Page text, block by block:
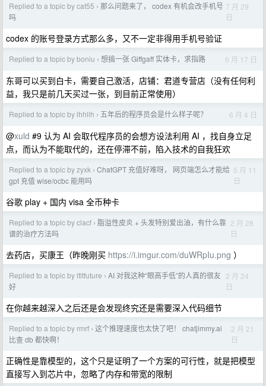
Replied to a topic by cat55 › 那么问题来了， codex 有机会改手机号
吗
7 月 29
日
codex 的账号登录方式那么多，又不一定非得用手机号验证
Replied to a topic by boniu › 想搞一张 Giffgaff 实体卡，求指路 6 月 17 日
东哥可以买到白卡，需要自己激活，店铺：君道专营店（没有任何利
益，我只是前几天买过一张，到目前正常使用）
Replied to a topic by lhhllh › 五年后的程序员会是什么样子呢？ 6 月 4 日
@xuld #9 认为 AI 会取代程序员的会想方设法利用 AI ，找自身立足
点，而认为不能取代的，还在停滞不前，陷入技术的自我狂欢
Replied to a topic by zyxk › ChatGPT 充值好难呀， 网页端怎么才能给
gpt 充值 wise/ocbc 能用吗
5 月 11
日
谷歌 play + 国内 visa 全币种卡
Replied to a topic by clacf › 脂溢性皮炎 + 头发特别爱出油，有什么靠
谱的治疗方法吗
2 月 28
日
去药店，买康王（昨晚刚买 https://i.imgur.com/duWRpIu.png ）
Replied to a topic by ltltfuture › AI 对我这种“眼高手低”的人真的很友
好
2 月 24
日
在你越来越深入之后还是会发现终究还是需要深入代码细节
Replied to a topic by rmrf › 这个推理速度也太快了吧！ chatjimmy.ai
比查 db 都快啊！
2 月 21
日
正确性是靠模型的，这个只是证明了一个方案的可行性，就是把模型
直接写入到芯片中，忽略了内存和带宽的限制